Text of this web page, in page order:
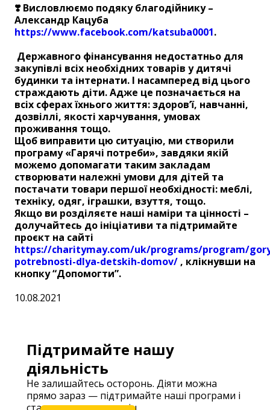
❣️ Висловлюємо подяку благодійнику –
Александр Кацуба
https://www.facebook.com/katsuba0001.
Державного фінансування недостатньо для
закупівлі всіх необхідних товарів у дитячі
будинки та інтернати. І насамперед від цього
страждають діти. Адже це позначається на
всіх сферах їхнього життя: здоров’ї, навчанні,
дозвіллі, якості харчування, умовах
проживання тощо.
Щоб виправити цю ситуацію, ми створили
програму «Гарячі потреби», завдяки якій
можемо допомагати таким закладам
створювати належні умови для дітей та
постачати товари першої необхідності: меблі,
техніку, одяг, іграшки, взуття, тощо.
Якщо ви розділяєте наші наміри та цінності –
долучайтесь до ініціативи та підтримайте
проєкт на сайті
https://charitymay.com/uk/programs/program/
potrebnosti-dlya-detskih-domov/ , клікнувши на
кнопку “Допомогти”.
10.08.2021
Підтримайте нашу
діяльність
Не залишайтесь осторонь. Діяти можна
прямо зараз — підтримайте наші програми і
станьте частиною змін.